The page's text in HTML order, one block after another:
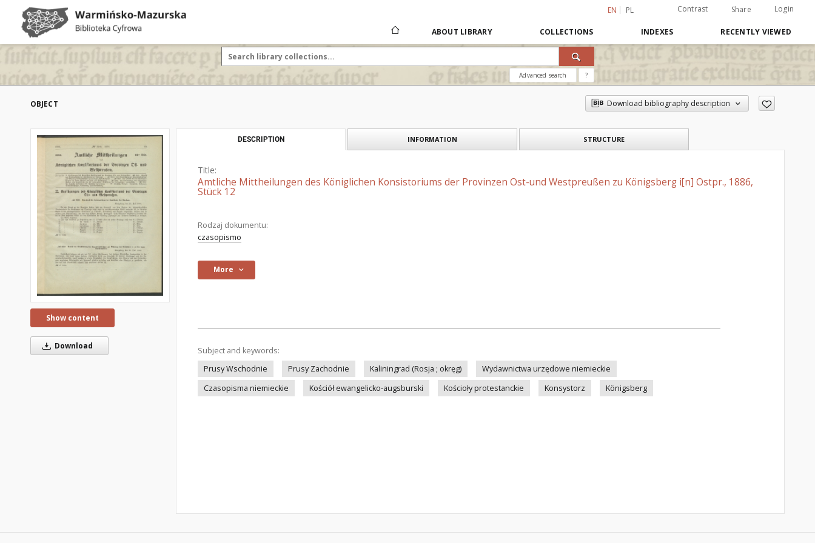
EN PL Contrast Share Login
ABOUT LIBRARY COLLECTIONS INDEXES RECENTLY VIEWED
Advanced search ?
OBJECT Download bibliography description
Show content
Download
DESCRIPTION INFORMATION STRUCTURE
Title:
Amtliche Mittheilungen des Königlichen Konsistoriums der Provinzen Ost-und Westpreußen zu Königsberg i[n] Ostpr., 1886,
Stück 12
Rodzaj dokumentu:
czasopismo
More
Subject and keywords:
Prusy Wschodnie
Prusy Zachodnie Kaliningrad (Rosja ; okręg)
Wydawnictwa urzędowe niemieckie
Czasopisma niemieckie
Kościół ewangelicko-augsburski Kościoły protestanckie Konsystorz Königsberg